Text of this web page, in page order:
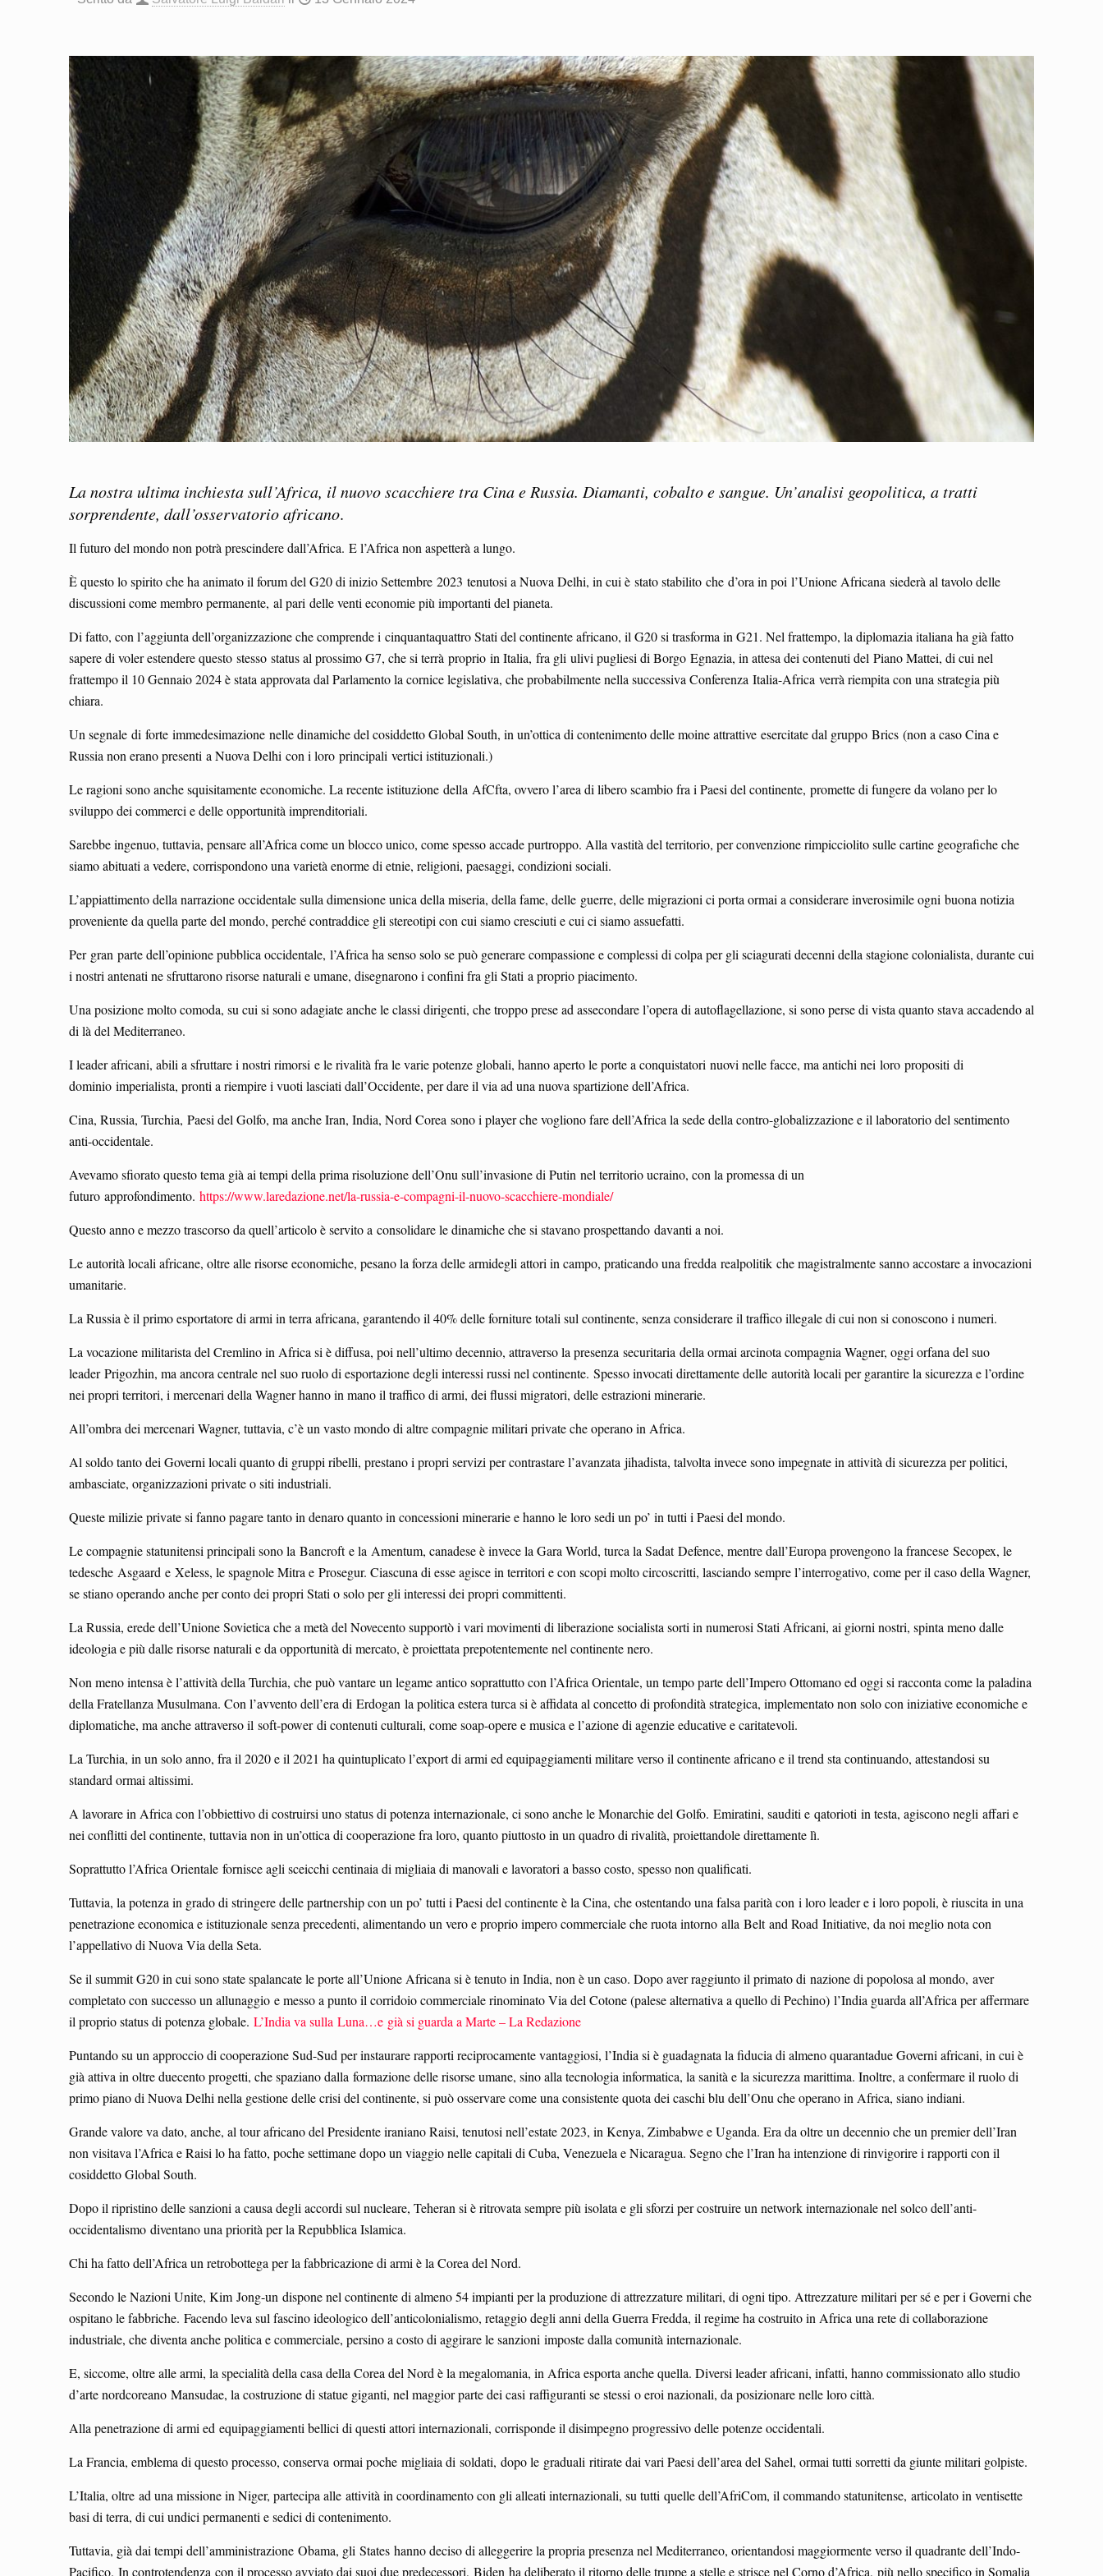
La nostra ultima inchiesta sull’Africa, il nuovo scacchiere tra Cina e Russia. Diamanti, cobalto e sangue. Un’analisi geopolitica, a tratti
sorprendente, dall’osservatorioafricano.
Il futuro del mondo non potrà prescindere dall’Africa. E l’Africa non aspetterà a lungo.
È questo lo spirito che ha animato il forum del G20 di inizio Settembre 2023 tenutosi a Nuova Delhi, in cui è stato stabilito che d’ora in poi l’Unione Africana siederà al tavolo delle
discussioni come membro permanente, al pari delle venti economie più importanti del pianeta.
Di fatto, con l’aggiunta dell’organizzazione che comprende i cinquantaquattro Stati del continente africano, il G20 si trasforma in G21. Nel frattempo, la diplomazia italiana ha già fatto
sapere di voler estendere questo stesso status al prossimo G7, che si terrà proprio in Italia, fra gli ulivi pugliesi di Borgo Egnazia, in attesa dei contenuti del Piano Mattei, di cui nel
frattempo il 10 Gennaio 2024 è stata approvata dal Parlamento la cornice legislativa, che probabilmente nella successiva Conferenza Italia-Africa verrà riempita con una strategia più
chiara.
Un segnale di forte immedesimazione nelle dinamiche del cosiddetto Global South, in un’ottica di contenimento delle moine attrattive esercitate dal gruppo Brics (non a caso Cina e
Russia non erano presenti a Nuova Delhi con i loro principali vertici istituzionali.)
Le ragioni sono anche squisitamente economiche. La recente istituzione della AfCfta, ovvero l’area di libero scambio fra i Paesi del continente, promette di fungere da volano per lo
sviluppo dei commerci e delle opportunità imprenditoriali.
Sarebbe ingenuo, tuttavia, pensare all’Africa come un blocco unico, come spesso accade purtroppo. Alla vastità del territorio, per convenzione rimpicciolito sulle cartine geografiche che
siamo abituati a vedere, corrispondono una varietà enorme di etnie, religioni, paesaggi, condizioni sociali.
L’appiattimento della narrazione occidentale sulla dimensione unica della miseria, della fame, delle guerre, delle migrazioni ci porta ormai a considerare inverosimile ogni buona notizia
proveniente da quella parte del mondo, perché contraddice gli stereotipi con cui siamo cresciuti e cui ci siamo assuefatti.
Per gran parte dell’opinione pubblica occidentale, l’Africa ha senso solo se può generare compassione e complessi di colpa per gli sciagurati decenni della stagione colonialista, durante cui
i nostri antenati ne sfruttarono risorse naturali e umane, disegnarono i confini fra gli Stati a proprio piacimento.
Una posizione molto comoda, su cui si sono adagiate anche le classi dirigenti, che troppo prese ad assecondare l’opera di autoflagellazione, si sono perse di vista quanto stava accadendo al
di là del Mediterraneo.
I leader africani, abili a sfruttare i nostri rimorsi e le rivalità fra le varie potenze globali, hanno aperto le porte a conquistatori nuovi nelle facce, ma antichi nei loro propositi di
dominio imperialista, pronti a riempire i vuoti lasciati dall’Occidente, per dare il via ad una nuova spartizione dell’Africa.
Cina, Russia, Turchia, Paesi del Golfo, ma anche Iran, India, Nord Corea sono i player che vogliono fare dell’Africa la sede della contro-globalizzazione e il laboratorio del sentimento
anti-occidentale.
Avevamo sfiorato questo tema già ai tempi della prima risoluzione dell’Onu sull’invasione di Putin nel territorio ucraino, con la promessa di un
futuro approfondimento. https://www.laredazione.net/la-russia-e-compagni-il-nuovo-scacchiere-mondiale/
Questo anno e mezzo trascorso da quell’articolo è servito a consolidare le dinamiche che si stavano prospettando davanti a noi.
Le autorità locali africane, oltre alle risorse economiche, pesano la forza delle armidegli attori in campo, praticando una fredda realpolitik che magistralmente sanno accostare a invocazioni
umanitarie.
La Russia è il primo esportatore di armi in terra africana, garantendo il 40% delle forniture totali sul continente, senza considerare il traffico illegale di cui non si conoscono i numeri.
La vocazione militarista del Cremlino in Africa si è diffusa, poi nell’ultimo decennio, attraverso la presenza securitaria della ormai arcinota compagnia Wagner, oggi orfana del suo
leader Prigozhin, ma ancora centrale nel suo ruolo di esportazione degli interessi russi nel continente. Spesso invocati direttamente delle autorità locali per garantire la sicurezza e l’ordine
nei propri territori, i mercenari della Wagner hanno in mano il traffico di armi, dei flussi migratori, delle estrazioni minerarie.
All’ombra dei mercenari Wagner, tuttavia, c’è un vasto mondo di altre compagnie militari private che operano in Africa.
Al soldo tanto dei Governi locali quanto di gruppi ribelli, prestano i propri servizi per contrastare l’avanzata jihadista, talvolta invece sono impegnate in attività di sicurezza per politici,
ambasciate, organizzazioni private o siti industriali.
Queste milizie private si fanno pagare tanto in denaro quanto in concessioni minerarie e hanno le loro sedi un po’ in tutti i Paesi del mondo.
Le compagnie statunitensi principali sono la Bancroft e la Amentum, canadese è invece la Gara World, turca la Sadat Defence, mentre dall’Europa provengono la francese Secopex, le
tedesche Asgaard e Xeless, le spagnole Mitra e Prosegur. Ciascuna di esse agisce in territori e con scopi molto circoscritti, lasciando sempre l’interrogativo, come per il caso della Wagner,
se stiano operando anche per conto dei propri Stati o solo per gli interessi dei propri committenti.
La Russia, erede dell’Unione Sovietica che a metà del Novecento supportò i vari movimenti di liberazione socialista sorti in numerosi Stati Africani, ai giorni nostri, spinta meno dalle
ideologia e più dalle risorse naturali e da opportunità di mercato, è proiettata prepotentemente nel continente nero.
Non meno intensa è l’attività della Turchia, che può vantare un legame antico soprattutto con l’Africa Orientale, un tempo parte dell’Impero Ottomano ed oggi si racconta come la paladina
della Fratellanza Musulmana. Con l’avvento dell’era di Erdogan la politica estera turca si è affidata al concetto di profondità strategica, implementato non solo con iniziative economiche e
diplomatiche, ma anche attraverso il soft-power di contenuti culturali, come soap-opere e musica e l’azione di agenzie educative e caritatevoli.
La Turchia, in un solo anno, fra il 2020 e il 2021 ha quintuplicato l’export di armi ed equipaggiamenti militare verso il continente africano e il trend sta continuando, attestandosi su
standard ormai altissimi.
A lavorare in Africa con l’obbiettivo di costruirsi uno status di potenza internazionale, ci sono anche le Monarchie del Golfo. Emiratini, sauditi e qatorioti in testa, agiscono negli affari e
nei conflitti del continente, tuttavia non in un’ottica di cooperazione fra loro, quanto piuttosto in un quadro di rivalità, proiettandole direttamente lì.
Soprattutto l’Africa Orientale fornisce agli sceicchi centinaia di migliaia di manovali e lavoratori a basso costo, spesso non qualificati.
Tuttavia, la potenza in grado di stringere delle partnership con un po’ tutti i Paesi del continente è la Cina, che ostentando una falsa parità con i loro leader e i loro popoli, è riuscita in una
penetrazione economica e istituzionale senza precedenti, alimentando un vero e proprio impero commerciale che ruota intorno alla Belt and Road Initiative, da noi meglio nota con
l’appellativo di Nuova Via della Seta.
Se il summit G20 in cui sono state spalancate le porte all’Unione Africana si è tenuto in India, non è un caso. Dopo aver raggiunto il primato di nazione di popolosa al mondo, aver
completato con successo un allunaggio e messo a punto il corridoio commerciale rinominato Via del Cotone (palese alternativa a quello di Pechino) l’India guarda all’Africa per affermare
il proprio status di potenza globale. L’India va sulla Luna…e già si guarda a Marte – La Redazione
Puntando su un approccio di cooperazione Sud-Sud per instaurare rapporti reciprocamente vantaggiosi, l’India si è guadagnata la fiducia di almeno quarantadue Governi africani, in cui è
già attiva in oltre duecento progetti, che spaziano dalla formazione delle risorse umane, sino alla tecnologia informatica, la sanità e la sicurezza marittima. Inoltre, a confermare il ruolo di
primo piano di Nuova Delhi nella gestione delle crisi del continente, si può osservare come una consistente quota dei caschi blu dell’Onu che operano in Africa, siano indiani.
Grande valore va dato, anche, al tour africano del Presidente iraniano Raisi, tenutosi nell’estate 2023, in Kenya, Zimbabwe e Uganda. Era da oltre un decennio che un premier dell’Iran
non visitava l’Africa e Raisi lo ha fatto, poche settimane dopo un viaggio nelle capitali di Cuba, Venezuela e Nicaragua. Segno che l’Iran ha intenzione di rinvigorire i rapporti con il
cosiddetto Global South.
Dopo il ripristino delle sanzioni a causa degli accordi sul nucleare, Teheran si è ritrovata sempre più isolata e gli sforzi per costruire un network internazionale nel solco dell’anti-
occidentalismo diventano una priorità per la Repubblica Islamica.
Chi ha fatto dell’Africa un retrobottega per la fabbricazione di armi è la Corea del Nord.
Secondo le Nazioni Unite, Kim Jong-un dispone nel continente di almeno 54 impianti per la produzione di attrezzature militari, di ogni tipo. Attrezzature militari per sé e per i Governi che
ospitano le fabbriche. Facendo leva sul fascino ideologico dell’anticolonialismo, retaggio degli anni della Guerra Fredda, il regime ha costruito in Africa una rete di collaborazione
industriale, che diventa anche politica e commerciale, persino a costo di aggirare le sanzioni imposte dalla comunità internazionale.
E, siccome, oltre alle armi, la specialità della casa della Corea del Nord è la megalomania, in Africa esporta anche quella. Diversi leader africani, infatti, hanno commissionato allo studio
d’arte nordcoreano Mansudae, la costruzione di statue giganti, nel maggior parte dei casi raffiguranti se stessi o eroi nazionali, da posizionare nelle loro città.
Alla penetrazione di armi ed equipaggiamenti bellici di questi attori internazionali, corrisponde il disimpegno progressivo delle potenze occidentali.
La Francia, emblema di questo processo, conserva ormai poche migliaia di soldati, dopo le graduali ritirate dai vari Paesi dell’area del Sahel, ormai tutti sorretti da giunte militari golpiste.
L’Italia, oltre ad una missione in Niger, partecipa alle attività in coordinamento con gli alleati internazionali, su tutti quelle dell’AfriCom, il commando statunitense, articolato in ventisette
basi di terra, di cui undici permanenti e sedici di contenimento.
Tuttavia, già dai tempi dell’amministrazione Obama, gli States hanno deciso di alleggerire la propria presenza nel Mediterraneo, orientandosi maggiormente verso il quadrante dell’Indo-
Pacifico. In controtendenza con il processo avviato dai suoi due predecessori, Biden ha deliberato il ritorno delle truppe a stelle e strisce nel Corno d’Africa, più nello specifico in Somalia